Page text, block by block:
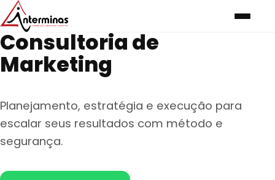
Consultoria de
Marketing
Planejamento, estratégia e execução para
escalar seus resultados com método e
segurança.